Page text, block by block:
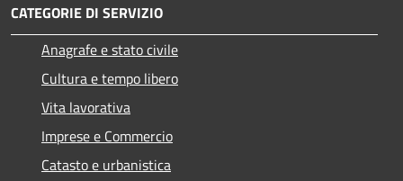
CATEGORIE DI SERVIZIO
Anagrafe e stato civile
Cultura e tempo libero
Vita lavorativa
Imprese e Commercio
Catasto e urbanistica